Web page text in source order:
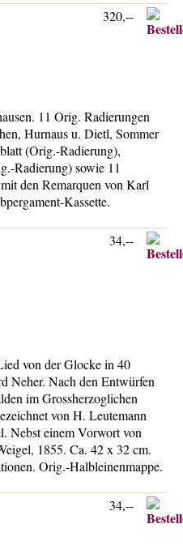
11 Orig. Radierungen
Hurnaus u. Dietl, Sommer
(Orig.-Radierung),
Radierung) sowie 11
den Remarquen von Karl
Kassette.
320,--
von der Glocke in 40
Neher. Nach den Entwürfen
im Grossherzoglichen
von H. Leutemann
Nebst einem Vorwort von
1855. Ca. 42 x 32 cm.
Orig.-Halbleinenmappe.
34,--
34,--